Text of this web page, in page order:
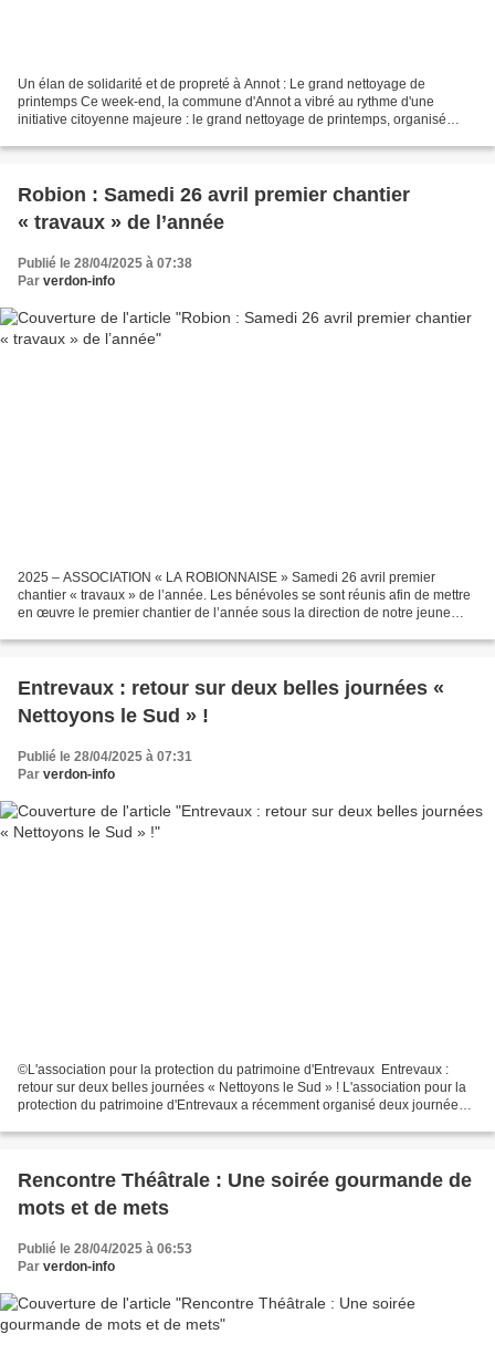
Un élan de solidarité et de propreté à Annot : Le grand nettoyage de
printemps Ce week-end, la commune d'Annot a vibré au rythme d'une
initiative citoyenne majeure : le grand nettoyage de printemps, organisé
Robion : Samedi 26 avril premier chantier
« travaux » de l’année
Publié le 28/04/2025 à 07:38
Par verdon-info
2025 – ASSOCIATION « LA ROBIONNAISE » Samedi 26 avril premier
chantier « travaux » de l’année. Les bénévoles se sont réunis afin de mettre
en œuvre le premier chantier de l’année sous la direction de notre jeune
Entrevaux : retour sur deux belles journées «
Nettoyons le Sud » !
Publié le 28/04/2025 à 07:31
Par verdon-info
©L'association pour la protection du patrimoine d'Entrevaux Entrevaux :
retour sur deux belles journées « Nettoyons le Sud » ! L'association pour la
protection du patrimoine d'Entrevaux a récemment organisé deux journées
Rencontre Théâtrale : Une soirée gourmande de
mots et de mets
Publié le 28/04/2025 à 06:53
Par verdon-info